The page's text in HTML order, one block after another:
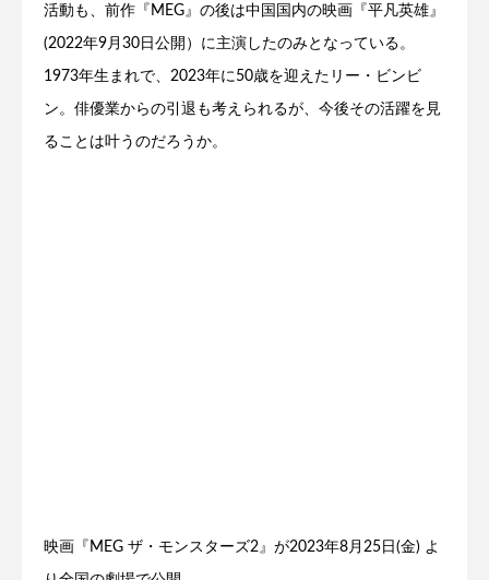
活動も、前作『MEG』の後は中国国内の映画『平凡英雄』
(2022年9月30日公開）に主演したのみとなっている。
1973年生まれで、2023年に50歳を迎えたリー・ビンビ
ン。俳優業からの引退も考えられるが、今後その活躍を見
ることは叶うのだろうか。
映画『MEG ザ・モンスターズ2』が2023年8月25日(金) よ